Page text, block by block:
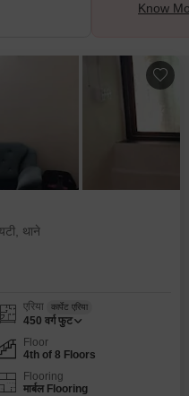
Know
थाने
एरिया कार्पेट एरिया
450 वर्ग फुट
Floor
4th of 8 Floors
Flooring
मार्बल Flooring